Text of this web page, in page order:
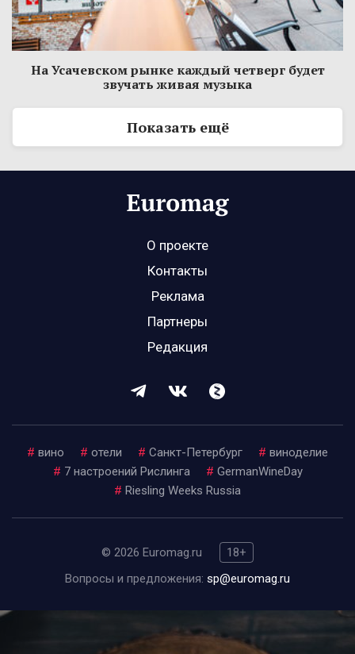
На Усачевском рынке каждый четверг будет
звучать живая музыка
Показать ещё
О проекте
Контакты
Реклама
Партнеры
Редакция
# вино # отели # Санкт-Петербург # виноделие
# 7 настроений Рислинга # GermanWineDay
# Riesling Weeks Russia
© 2026 Euromag.ru
18+
Вопросы и предложения: sp@euromag.ru